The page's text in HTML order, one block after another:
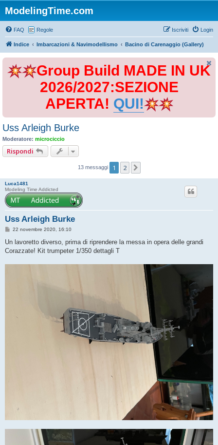
ModelingTime.com
FAQ Regole Login
Iscriviti
Indice Imbarcazioni & Navimodellismo Bacino di Carenaggio (Gallery)
Group Build MADE IN UK
2026/2027:SEZIONE
APERTA! QUI!
Uss Arleigh Burke
Moderatore: microciccio
Rispondi
13 messaggi 1 2
Luca1481
Modeling Time Addicted
Uss Arleigh Burke
M
s
a
g
22 novembre 2020, 16:10
Un lavoretto diverso, prima di riprendere la messa in opera delle grandi
Corazzate! Kit trumpeter 1/350 dettagli T